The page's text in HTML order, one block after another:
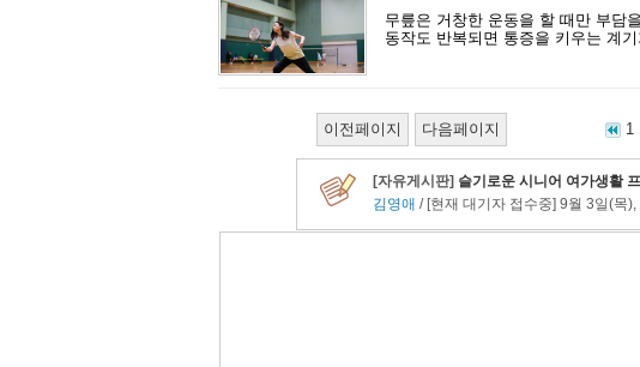
무릎은 거창한 운동을 할 때만 부담
동작도 반복되면 통증을 키우는 계
이전페이지 다음페이지 1